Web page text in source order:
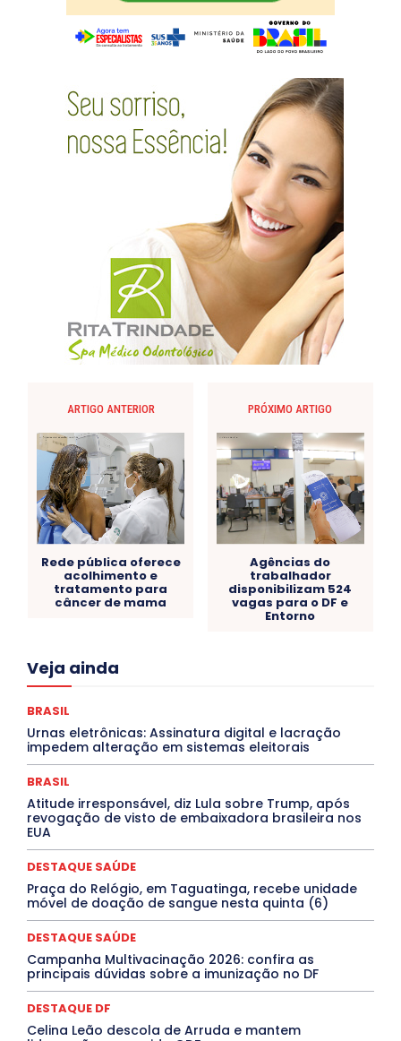
ARTIGO ANTERIOR
Rede pública oferece
acolhimento e
tratamento para
câncer de mama
PRÓXIMO ARTIGO
Agências do
trabalhador
disponibilizam 524
vagas para o DF e
Entorno
Veja ainda
Acre
Congressuanas & Esplanadumas
Covid-19
Crônica Política Crônicas
CULTURA
Cultura e Tal
DANÇA Dengue
Denuncia
DESTAQUE BRASIL
DESTAQUE DF
DESTAQUE SAÚDE
DESTAQUES OUTROS
ELEIÇÕES
EMPREGO E OPORTUNIDADES
ENTORNO
Especial
Espírito Santo ESPORTE
ESTÁGIO
Febre Oropouche
FILMES
Goiás
INTELIGÊNCIA ARTIFICIAL
Jogos Online
JUDICIÁRIO LITERATURA
Maranhão
Marburg
Mato Grosso
Mato Grosso do Sul
MEIO AMBIENTE
Minas Gerais MOBILIDADE
MPOX
MÚSICA
O Plantonista
PROCESSO SELETIVO
PUBLIEDITORIAL
QUALIFICAÇÃO PROFISSIONAL
RESIDÊNCIA
Santa Catarina
Saúde Agora
SEGURANÇA
Soltando o Verbo
BRASIL
Urnas eletrônicas: Assinatura digital e lacração
impedem alteração em sistemas eleitorais
BRASIL
Atitude irresponsável, diz Lula sobre Trump, após
revogação de visto de embaixadora brasileira nos
EUA
DESTAQUE SAÚDE
Praça do Relógio, em Taguatinga, recebe unidade
móvel de doação de sangue nesta quinta (6)
DESTAQUE SAÚDE
Campanha Multivacinação 2026: confira as
principais dúvidas sobre a imunização no DF
DESTAQUE DF
Celina Leão descola de Arruda e mantem